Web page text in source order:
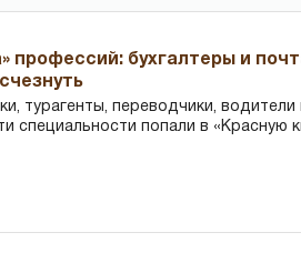
профессий: бухгалтеры и
тур­агенты, переводчики,
специальности попали в «Красную